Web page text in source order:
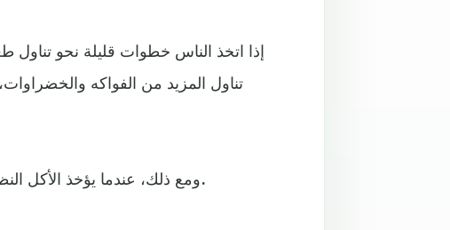
تناول المزيد من الفواكه
ومع ذلك، عندما يؤخذ الأكل النظيف إلى حدود متطرفة، يمكن أن يكون خطراً محتملاً.